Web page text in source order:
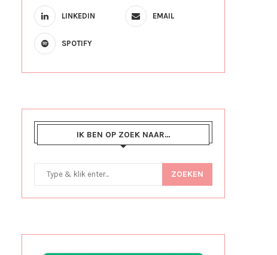
LINKEDIN EMAIL
SPOTIFY
IK BEN OP ZOEK NAAR…
ZOEKEN